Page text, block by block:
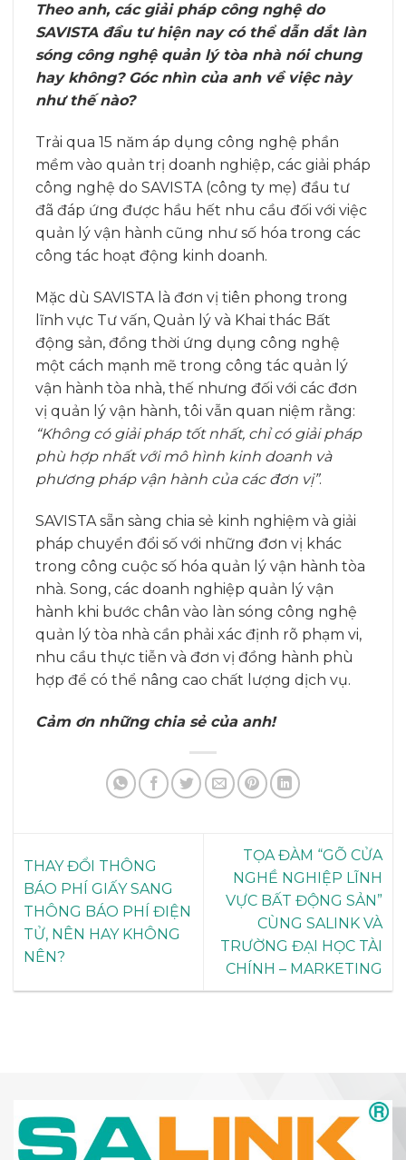
Theo anh, các giải pháp công nghệ do
SAVISTA đầu tư hiện nay có thể dẫn dắt làn
sóng công nghệ quản lý tòa nhà nói chung
hay không? Góc nhìn của anh về việc này
như thế nào?
Trải qua 15 năm áp dụng công nghệ phần
mềm vào quản trị doanh nghiệp, các giải pháp
công nghệ do SAVISTA (công ty mẹ) đầu tư
đã đáp ứng được hầu hết nhu cầu đối với việc
quản lý vận hành cũng như số hóa trong các
công tác hoạt động kinh doanh.
Mặc dù SAVISTA là đơn vị tiên phong trong
lĩnh vực Tư vấn, Quản lý và Khai thác Bất
động sản, đồng thời ứng dụng công nghệ
một cách mạnh mẽ trong công tác quản lý
vận hành tòa nhà, thế nhưng đối với các đơn
vị quản lý vận hành, tôi vẫn quan niệm rằng:
“Không có giải pháp tốt nhất, chỉ có giải pháp
phù hợp nhất với mô hình kinh doanh và
phương pháp vận hành của các đơn vị”.
SAVISTA sẵn sàng chia sẻ kinh nghiệm và giải
pháp chuyển đổi số với những đơn vị khác
trong công cuộc số hóa quản lý vận hành tòa
nhà. Song, các doanh nghiệp quản lý vận
hành khi bước chân vào làn sóng công nghệ
quản lý tòa nhà cần phải xác định rõ phạm vi,
nhu cầu thực tiễn và đơn vị đồng hành phù
hợp để có thể nâng cao chất lượng dịch vụ.
Cảm ơn những chia sẻ của anh!
THAY ĐỔI THÔNG
BÁO PHÍ GIẤY SANG
THÔNG BÁO PHÍ ĐIỆN
TỬ, NÊN HAY KHÔNG
NÊN?
TỌA ĐÀM “GÕ CỬA
NGHỀ NGHIỆP LĨNH
VỰC BẤT ĐỘNG SẢN”
CÙNG SALINK VÀ
TRƯỜNG ĐẠI HỌC TÀI
CHÍNH – MARKETING